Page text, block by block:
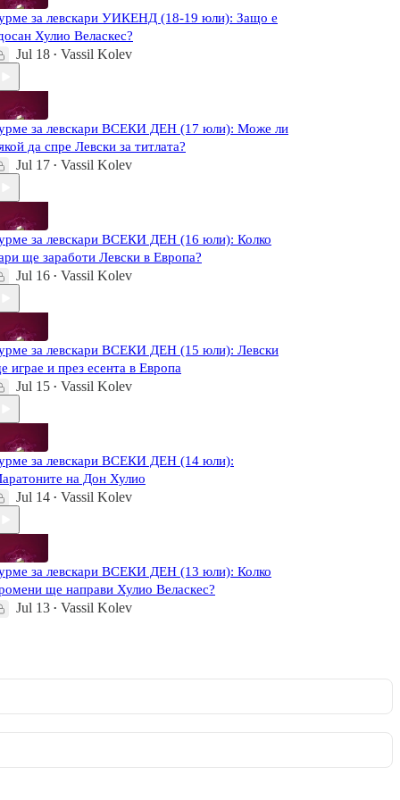
за левскари УИКЕНД (18-19 юли): Защо е
Хулио Веласкес?
Jul 18 • Vassil Kolev
за левскари ВСЕКИ ДЕН (17 юли): Може ли
да спре Левски за титлата?
Jul 17 • Vassil Kolev
за левскари ВСЕКИ ДЕН (16 юли): Колко
ще заработи Левски в Европа?
Jul 16 • Vassil Kolev
за левскари ВСЕКИ ДЕН (15 юли): Левски
играе и през есента в Европа
Jul 15 • Vassil Kolev
за левскари ВСЕКИ ДЕН (14 юли):
на Дон Хулио
Jul 14 • Vassil Kolev
за левскари ВСЕКИ ДЕН (13 юли): Колко
ще направи Хулио Веласкес?
Jul 13 • Vassil Kolev